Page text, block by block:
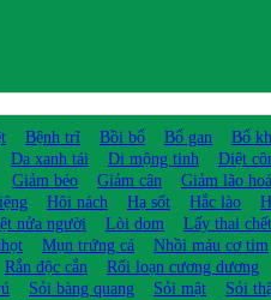
Bệnh trĩ Bồi bổ Bổ gan Bổ
Da xanh tái Di mộng tinh Diệt
Giảm béo Giảm cân Giảm lão hoá
Hôi nách Hạ sốt Hắc lào
nửa người Lòi dom Lấy thai
Mụn trứng cá Nhồi máu cơ tim
Rắn độc cắn Rối loạn cương dương
Sỏi bàng quang Sỏi mật Sỏi